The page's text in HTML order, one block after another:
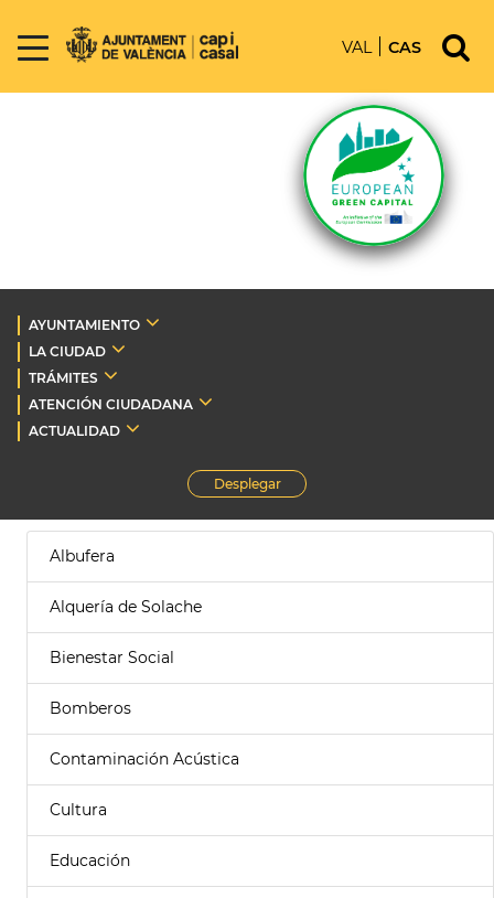
VAL CAS
AYUNTAMIENTO
LA CIUDAD
TRÁMITES
ATENCIÓN CIUDADANA
ACTUALIDAD
Desplegar
Albufera
Alquería de Solache
Bienestar Social
Bomberos
Contaminación Acústica
Cultura
Educación